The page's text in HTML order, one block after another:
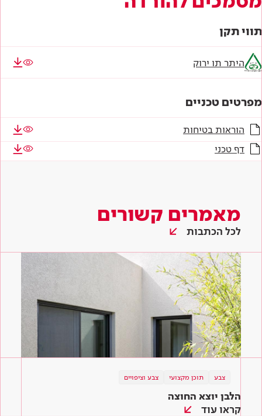
תווי תקן
היתר תו ירוק
מפרטים טכניים
הוראות בטיחות
דף טכני
מאמרים קשורים
לכל הכתבות
צבע תוכן מקצועי צבע וציפויים
הלבן יוצא החוצה
קראו עוד